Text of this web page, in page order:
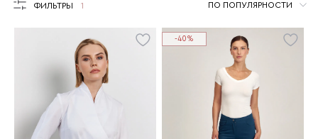
ФИЛЬТРЫ 1 ПО ПОПУЛЯРНОСТИ
-40%